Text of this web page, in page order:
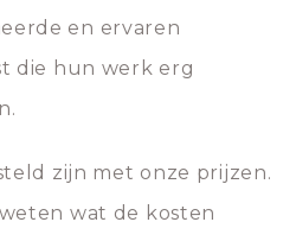
en ervaren
die hun werk erg
zijn met onze prijzen.
wat de kosten